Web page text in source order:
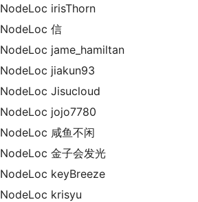
NodeLoc irisThorn
NodeLoc 信
NodeLoc jame_hamiltan
NodeLoc jiakun93
NodeLoc Jisucloud
NodeLoc jojo7780
NodeLoc 咸鱼不闲
NodeLoc 金子会发光
NodeLoc keyBreeze
NodeLoc krisyu